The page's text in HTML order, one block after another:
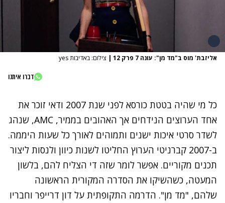
אליזבת' מוס ב"מד מן": עונה 7 פרק 12 | צילום: באדיבות yes
דברו איתנו
כל מי שהיה בטטת כורסא לפני שנת 2007 ודאי זוכר את
אחד הערוצים הנידחים אך האהובים בממיר, AMC, שנהג
לשדר סרטי איכות ישנים ותמוהים לאורך כל שעות היממה.
ב-2007 קברניטי הערוץ החליטו לשנות כיוון ולנסות ליצור
תכנים מקוריים. אפשר לומר שזה די הצליח להם, בלשון
המעטה, כשהשיקו את הסדרה המקורית הראשונה
שלהם, "מד מן". הדרמה התקופתית על דון דרייפר וחבריו